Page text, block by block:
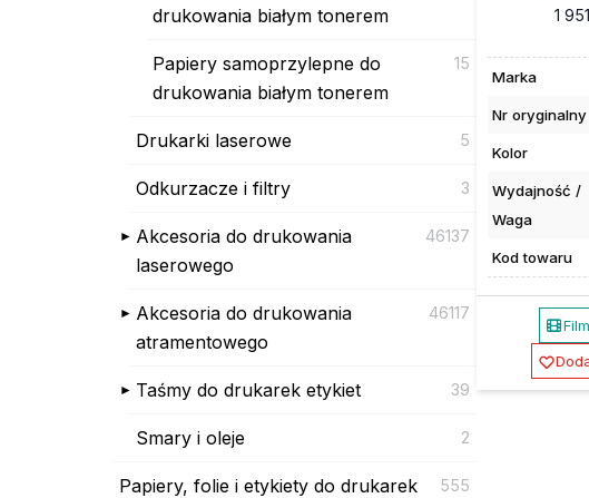
drukowania białym tonerem
Papiery samoprzylepne do
drukowania białym tonerem
15
Drukarki laserowe 5
Odkurzacze i filtry 3
Akcesoria do drukowania
laserowego
46137
Akcesoria do drukowania
atramentowego
46117
Taśmy do drukarek etykiet 39
Smary i oleje 2
Papiery, folie i etykiety do drukarek
555
1
Marka
Nr oryginalny
Kolor
Wydajność /
Waga
Kod towaru